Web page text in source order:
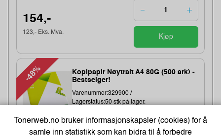
154,-
123,- Eks. Mva.
Kjøp
-48%
Kopipapir Nøytralt A4 80G (500 ark) -
Bestselger!
Varenummer:329900 /
Lagerstatus:50 stk på lager.
Tonerweb.no bruker informasjonskapsler (cookies) for å
samle inn statistikk som kan bidra til å forbedre